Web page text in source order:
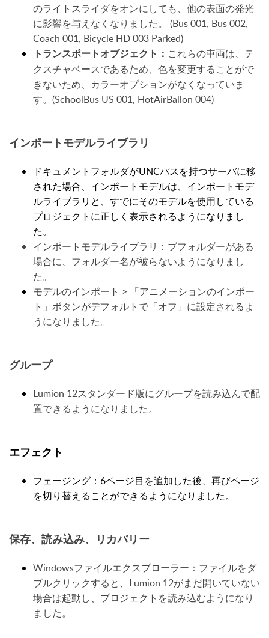
のライトスライダをオンにしても、他の表面の発光
に影響を与えなくなりました。 (Bus 001, Bus 002,
Coach 001, Bicycle HD 003 Parked)
トランスポートオブジェクト： これらの車両は、テ
クスチャベースであるため、色を変更することがで
きないため、カラーオプションがなくなっていま
す。(SchoolBus US 001, HotAirBallon 004)
インポートモデルライブラリ
ドキュメントフォルダがUNCパスを持つサーバに移
された場合、インポートモデルは、インポートモデ
ルライブラリと、すでにそのモデルを使用している
プロジェクトに正しく表示されるようになりまし
た。
インポートモデルライブラリ：ブフォルダーがある
場合に、フォルダー名が被らないようになりまし
た。
モデルのインポート > 「アニメーションのインポー
ト」ボタンがデフォルトで「オフ」に設定されるよ
うになりました。
グループ
Lumion 12スタンダード版にグループを読み込んで配
置できるようになりました。
エフェクト
フェージング：6ページ目を追加した後、再びページ
を切り替えることができるようになりました。
保存、読み込み、リカバリー
Windowsファイルエクスプローラー：ファイルをダ
ブルクリックすると、Lumion 12がまだ開いていない
場合は起動し、プロジェクトを読み込むようになり
ました。